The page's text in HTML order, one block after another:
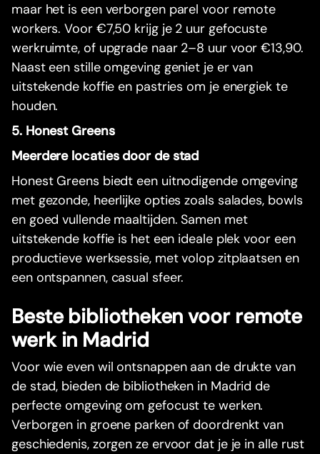
maar het is een verborgen parel voor remote
workers. Voor €7,50 krijg je 2 uur gefocuste
werkruimte, of upgrade naar 2–8 uur voor €13,90.
Naast een stille omgeving geniet je er van
uitstekende koffie en pastries om je energiek te
houden.
5. Honest Greens
Meerdere locaties door de stad
Honest Greens biedt een uitnodigende omgeving
met gezonde, heerlijke opties zoals salades, bowls
en goed vullende maaltijden. Samen met
uitstekende koffie is het een ideale plek voor een
productieve werksessie, met volop zitplaatsen en
een ontspannen, casual sfeer.
Beste bibliotheken voor remote
werk in Madrid
Voor wie even wil ontsnappen aan de drukte van
de stad, bieden de bibliotheken in Madrid de
perfecte omgeving om gefocust te werken.
Verborgen in groene parken of doordrenkt van
geschiedenis, zorgen ze ervoor dat je je in alle rust